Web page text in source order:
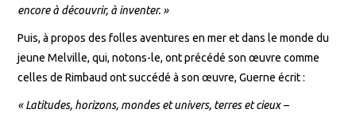
encore à découvrir, à inventer. »
Puis, à propos des folles aventures en mer et dans le monde du
jeune Melville, qui, notons-le, ont précédé son œuvre comme
celles de Rimbaud ont succédé à son œuvre, Guerne écrit :
« Latitudes, horizons, mondes et univers, terres et cieux –